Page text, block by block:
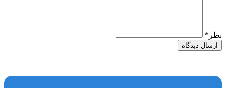
نظر *
ارسال دیدگاه